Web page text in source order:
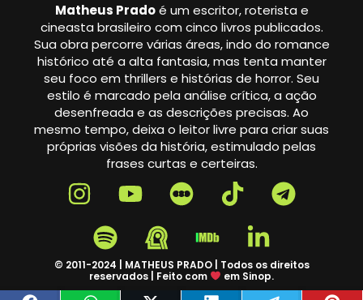
Matheus Pradoé um escritor, roterista e
cineasta brasileiro com cinco livros publicados.
Sua obra percorre várias áreas, indo do romance
histórico até a alta fantasia, mas tenta manter
seu foco em thrillers e histórias de horror. Seu
estilo é marcado pela análise crítica, a ação
desenfreada e as descrições precisas. Ao
mesmo tempo, deixa o leitor livre para criar suas
próprias visões da história, estimulado pelas
frases curtas e certeiras.
© 2011-2024 | MATHEUS PRADO | Todos os direitos
reservados | Feito com
em Sinop.